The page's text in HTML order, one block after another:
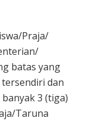
Praja/
batas yang
dan
3 (tiga)
Taruna